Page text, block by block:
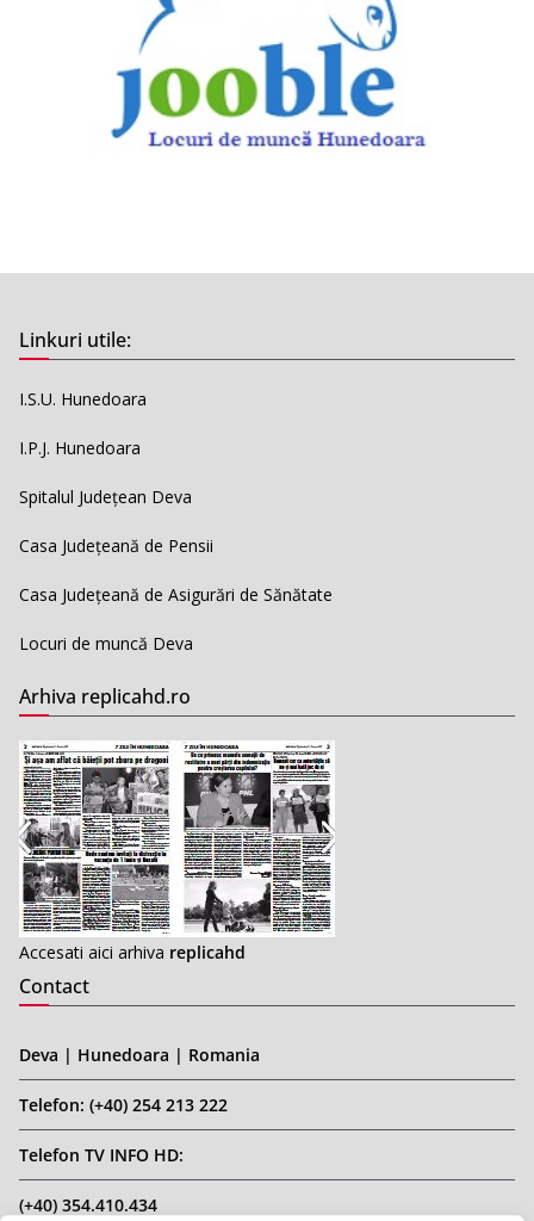
Linkuri utile:
I.S.U. Hunedoara
I.P.J. Hunedoara
Spitalul Județean Deva
Casa Județeană de Pensii
Casa Județeană de Asigurări de Sănătate
Locuri de muncă Deva
Arhiva replicahd.ro
Accesati aici arhiva replicahd
Contact
Deva | Hunedoara | Romania
Telefon: (+40) 254 213 222
Telefon TV INFO HD:
(+40) 354.410.434